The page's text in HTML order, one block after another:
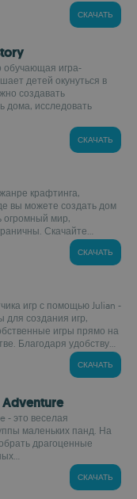
СКАЧАТЬ
обучающая игра-
детей окунуться в
создавать
дома, исследовать
СКАЧАТЬ
крафтинга,
вы можете создать дом
огромный мир,
Скачайте...
СКАЧАТЬ
игр с помощью Julian -
создания игр,
игры прямо на
Благодаря удобству...
СКАЧАТЬ
Adventure
- это веселая
маленьких панд. На
драгоценные
СКАЧАТЬ